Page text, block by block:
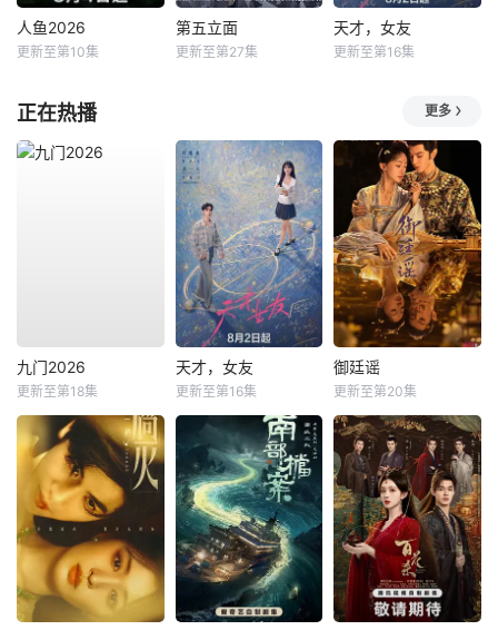
人鱼2026
更新至第10集
第五立面
更新至第27集
天才，女友
更新至第16集
正在热播 更多
九门2026
更新至第18集
天才，女友
更新至第16集
御廷谣
更新至第20集